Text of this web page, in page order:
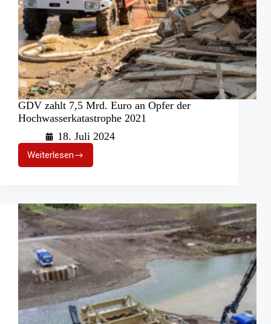
GDV zahlt 7,5 Mrd. Euro an Opfer der
Hochwasserkatastrophe 2021
18. Juli 2024
Weiterlesen
GDV
zahlt
Euro
an
Opfer
der
Hochwasserkatastrophe
2021